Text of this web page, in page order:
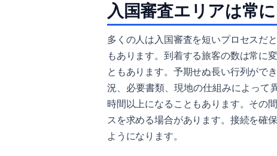
入国審査エリアは常
多くの人は入国審査を短いプロセスだ
もあります。到着する旅客の数は常に
ともあります。予期せぬ長い行列がで
況、必要書類、現地の仕組みによって
時間以上になることもあります。その
スを求める場合があります。接続を確
ようになります。